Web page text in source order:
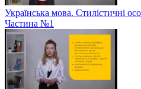
Українська мова. Стилістичні
Частина №1